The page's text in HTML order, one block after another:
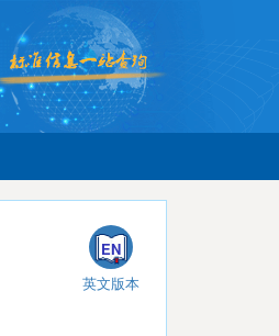
EN
英文版本